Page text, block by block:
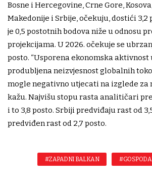
Bosne i Hercegovine, Crne Gore,
Makedonije i Srbije, očekuju, dostići 3,2
je 0,5 postotnih bodova niže u odnosu
projekcijama. U 2026. očekuje se
posto. “Usporena ekonomska
produbljena neizvjesnost globalnih
mogle negativno utjecati na izglede za
kažu. Najvišu stopu rasta analitičari
i to 3,8 posto. Srbiji predviđaju rast od
predviđen rast od 2,7 posto.
#ZAPADNI BALKAN